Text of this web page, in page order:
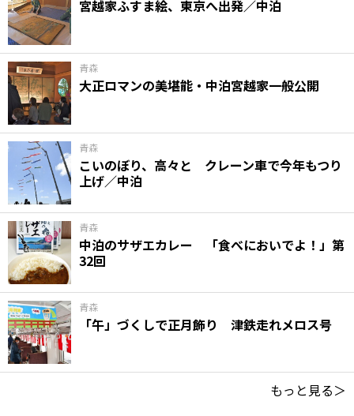
宮越家ふすま絵、東京へ出発／中泊
青森
大正ロマンの美堪能・中泊宮越家一般公開
青森
こいのぼり、高々と クレーン車で今年もつり
上げ／中泊
青森
中泊のサザエカレー 「食べにおいでよ！」第
32回
青森
「午」づくしで正月飾り 津鉄走れメロス号
もっと見る＞